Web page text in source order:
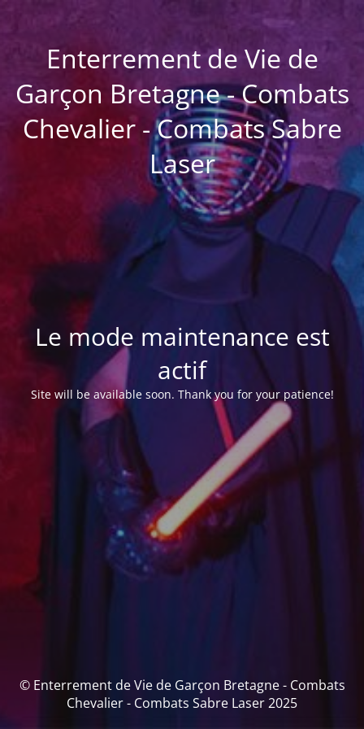
Enterrement de Vie de
Garçon Bretagne - Combats
Chevalier - Combats Sabre
Laser
Le mode maintenance est
actif
Site will be available soon. Thank you for your patience!
© Enterrement de Vie de Garçon Bretagne - Combats
Chevalier - Combats Sabre Laser 2025